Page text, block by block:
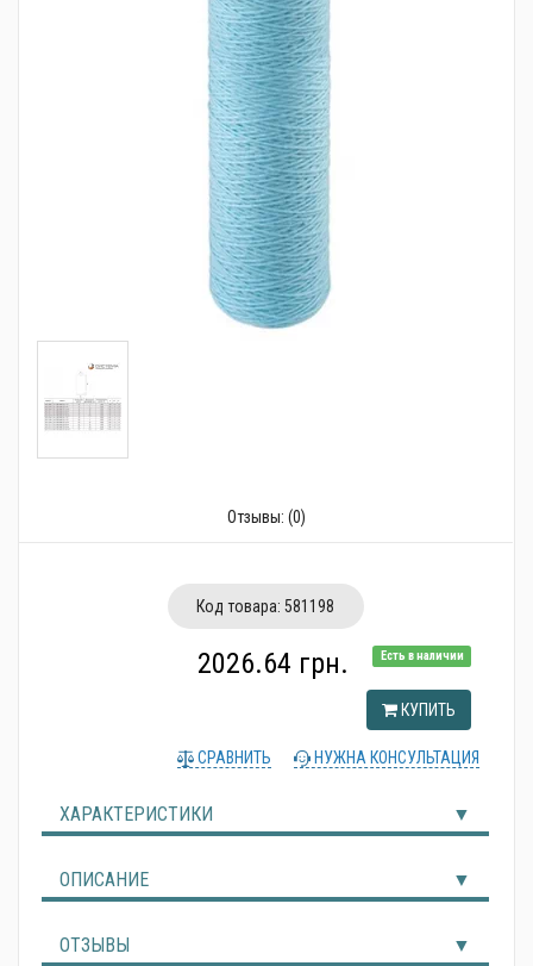
Отзывы: (0)
Код товара: 581198
Есть в наличии
2026.64 грн.
КУПИТЬ
СРАВНИТЬ НУЖНА КОНСУЛЬТАЦИЯ
ХАРАКТЕРИСТИКИ
ОПИСАНИЕ
ОТЗЫВЫ
Полотенцесушители
Стабилизаторы, аккумуляторы, генераторы
Средства для монтажа и ухода